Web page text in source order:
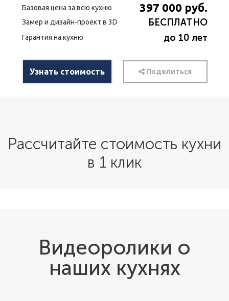
Базовая цена за всю кухню 397 000 руб.
Замер и дизайн-проект в 3D БЕСПЛАТНО
Гарантия на кухню до 10 лет
Узнать стоимость Поделиться
Рассчитайте стоимость кухни
в 1 клик
Видеоролики о
наших кухнях